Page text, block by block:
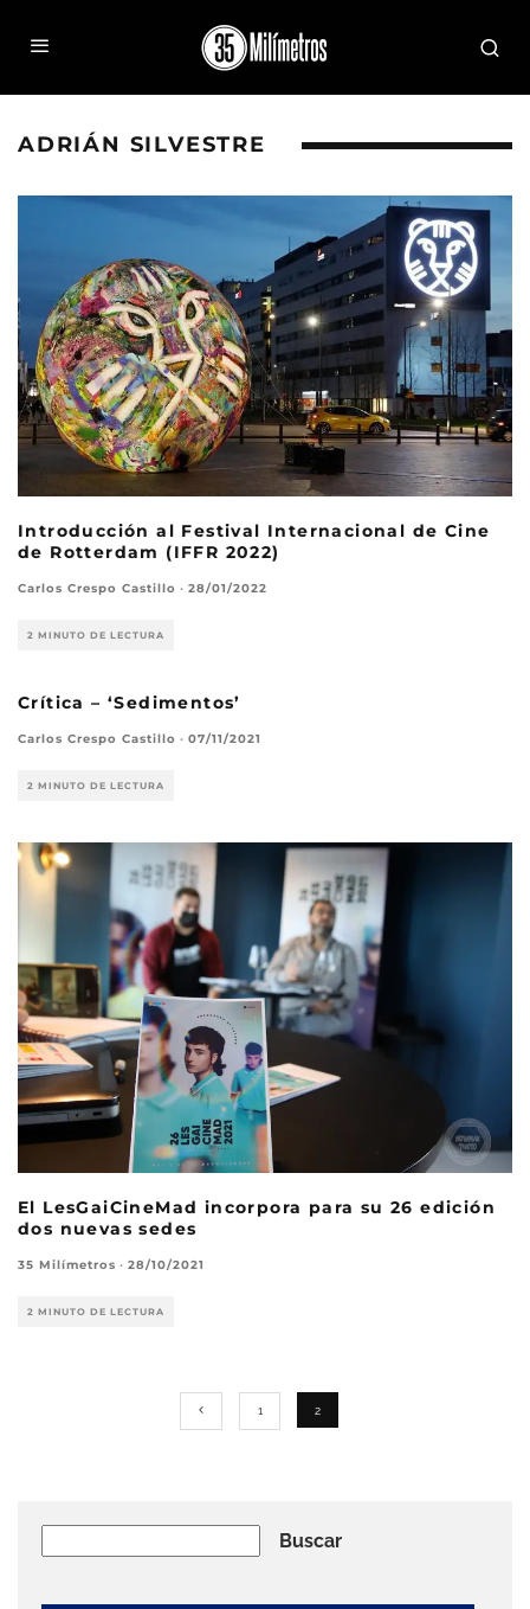
ADRIÁN SILVESTRE
Introducción al Festival Internacional de Cine
de Rotterdam (IFFR 2022)
Carlos Crespo Castillo · 28/01/2022
2 MINUTO DE LECTURA
Crítica – ‘Sedimentos’
Carlos Crespo Castillo · 07/11/2021
2 MINUTO DE LECTURA
El LesGaiCineMad incorpora para su 26 edición
dos nuevas sedes
35 Milímetros · 28/10/2021
2 MINUTO DE LECTURA
1 2
Buscar